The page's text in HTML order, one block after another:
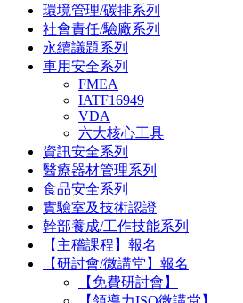
環境管理/碳排系列
社會責任/驗廠系列
永續議題系列
車用安全系列
FMEA
IATF16949
VDA
六大核心工具
資訊安全系列
醫療器材管理系列
食品安全系列
實驗室及技術認證
幹部養成/工作技能系列
【主稽課程】報名
【研討會/微講堂】報名
【免費研討會】